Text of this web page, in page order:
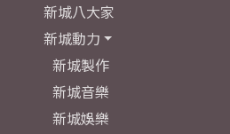
新城八大家
新城動力
新城製作
新城音樂
新城娛樂